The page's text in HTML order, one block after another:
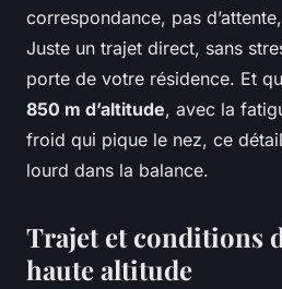
correspondance, pas
Juste un trajet direct, sans
porte de votre résidence. Et
850 m d’altitude, avec la
froid qui pique le nez, ce
lourd dans la balance.
Trajet et conditions
haute altitude